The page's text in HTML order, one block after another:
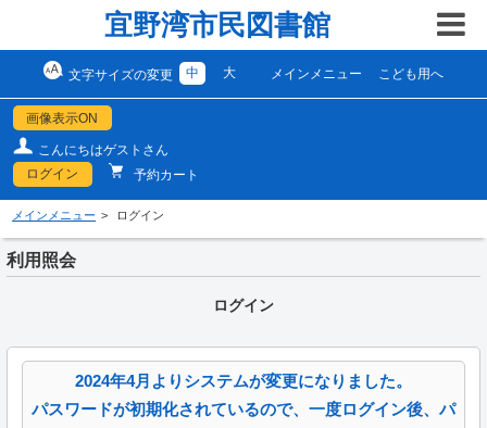
宜野湾市民図書館
文字サイズの変更 中 大 メインメニュー こども用へ
画像表示ON
こんにちはゲストさん
ログイン
予約カート
メインメニュー ログイン
利用照会
ログイン
2024年4月よりシステムが変更になりました。
パスワードが初期化されているので、一度ログイン後、パ